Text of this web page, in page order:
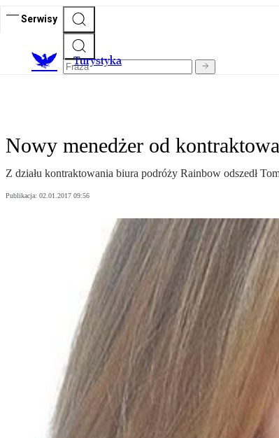
Serwisy
Turystyka
Nowy menedżer od
Z działu kontraktowania biura podróży Rainbow odszedł
Publikacja: 02.01.2017 09:56